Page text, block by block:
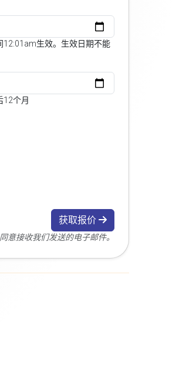
12:01am生效。生效日期不能
12个月
获取报价
意接收我们发送的电子邮件。